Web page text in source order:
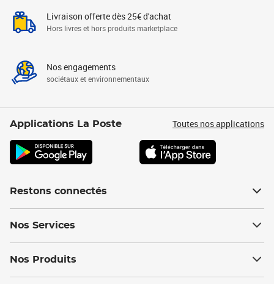
Livraison offerte dès 25€ d'achat
Hors livres et hors produits marketplace
Nos engagements
sociétaux et environnementaux
Applications La Poste Toutes nos applications
Restons connectés
Nos Services
Nos Produits